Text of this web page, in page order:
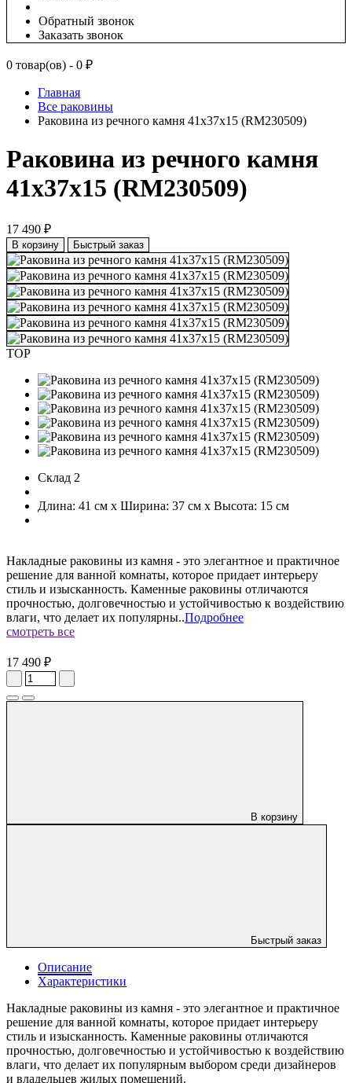
Обратный звонок
Заказать звонок
0 товар(ов) - 0 ₽
Главная
Все раковины
Раковина из речного камня 41х37х15 (RM230509)
Раковина из речного камня
41х37х15 (RM230509)
17 490 ₽
В корзину Быстрый заказ
TOP
Склад 2
Длина: 41 см x Ширина: 37 см x Высота: 15 см
Накладные раковины из камня - это элегантное и практичное
решение для ванной комнаты, которое придает интерьеру
стиль и изысканность. Каменные раковины отличаются
прочностью, долговечностью и устойчивостью к воздействию
влаги, что делает их популярны..Подробнее
смотреть все
17 490 ₽
В корзину
Быстрый заказ
Описание
Характеристики
Накладные раковины из камня - это элегантное и практичное
решение для ванной комнаты, которое придает интерьеру
стиль и изысканность. Каменные раковины отличаются
прочностью, долговечностью и устойчивостью к воздействию
влаги, что делает их популярным выбором среди дизайнеров
и владельцев жилых помещений.